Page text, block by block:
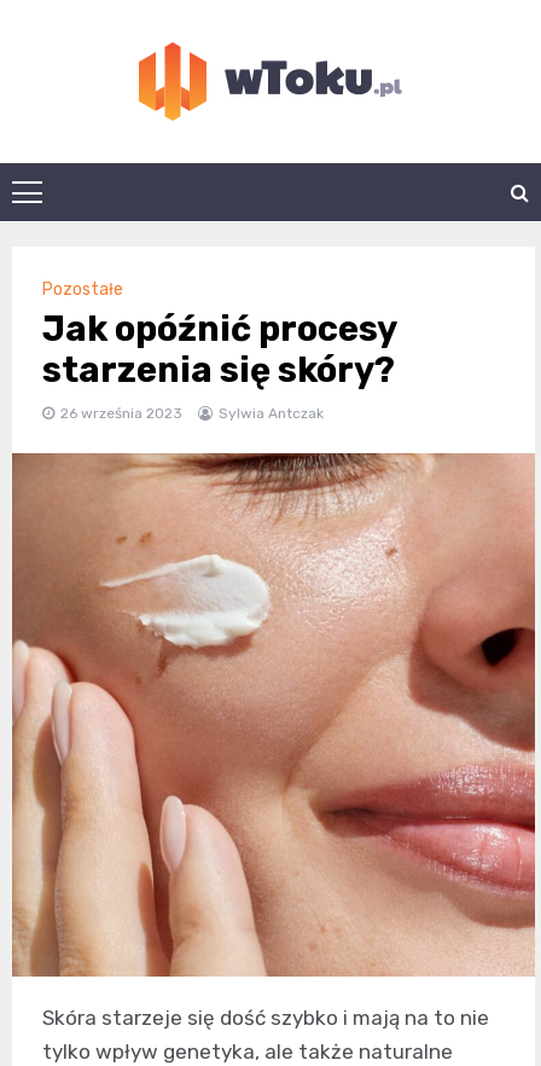
wtoku.pl
Pozostałe
Jak opóźnić procesy
starzenia się skóry?
26 września 2023 Sylwia Antczak
Skóra starzeje się dość szybko i mają na to nie
tylko wpływ genetyka, ale także naturalne